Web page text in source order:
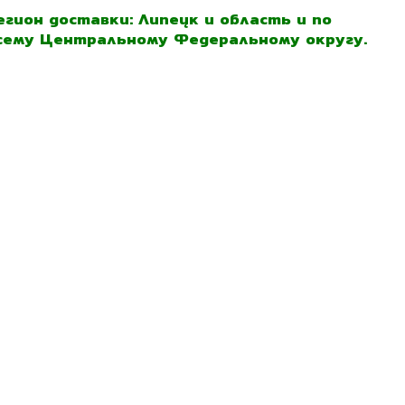
доставки: Липецк и область и по
Центральному Федеральному округу.